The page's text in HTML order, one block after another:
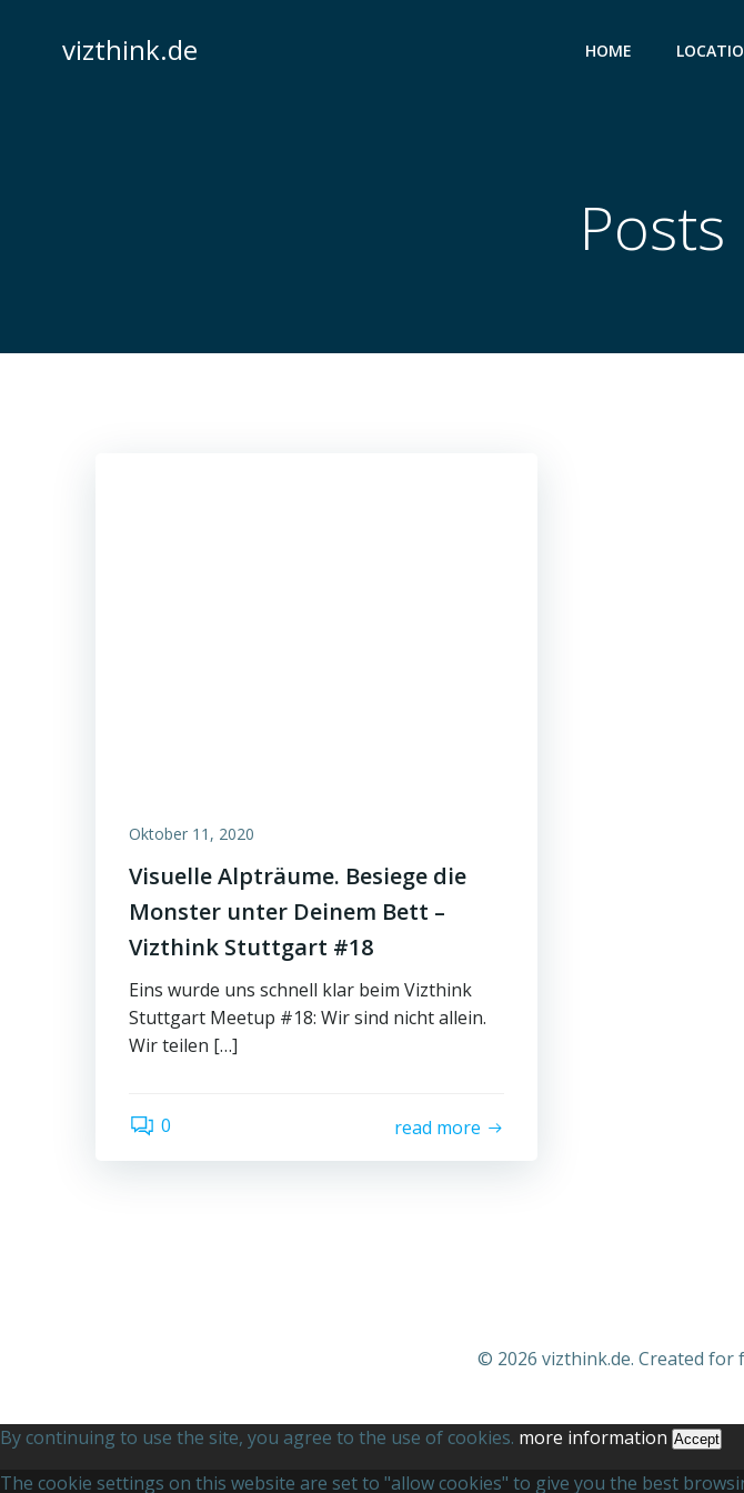
springenvizthink.de HOME
Oktober 11, 2020
Visuelle Alpträume. Besiege die
Monster unter Deinem Bett –
Vizthink Stuttgart #18
Eins wurde uns schnell klar beim Vizthink
Stuttgart Meetup #18: Wir sind nicht allein.
Wir teilen […]
0 read more
© 2026 vizthink.de. Created for
By continuing to use the site, you agree to the use of cookies. more information Accept
The cookie settings on this website are set to "allow cookies" to give you the best